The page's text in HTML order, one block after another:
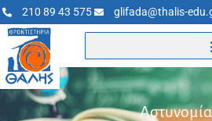
210 89 43 575 glifada@thalis-
Αστυνομία